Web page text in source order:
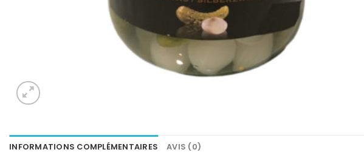
INFORMATIONS COMPLÉMENTAIRES AVIS (0)